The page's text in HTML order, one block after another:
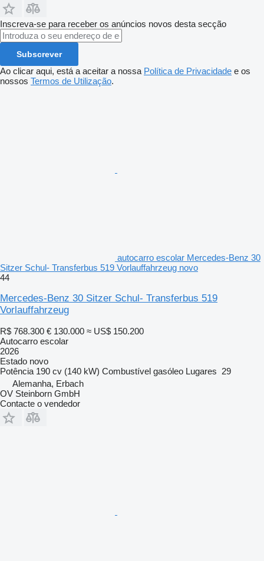
Inscreva-se para receber os anúncios novos desta secção
Subscrever
Ao clicar aqui, está a aceitar a nossa Política de Privacidade e os
nossos Termos de Utilização.
autocarro escolar Mercedes-Benz 30
Sitzer Schul- Transferbus 519 Vorlauffahrzeug novo
44
Mercedes-Benz 30 Sitzer Schul- Transferbus 519
Vorlauffahrzeug
R$ 768.300 € 130.000 ≈ US$ 150.200
Autocarro escolar
2026
Estado novo
Potência 190 cv (140 kW) Combustível gasóleo Lugares 29
Alemanha, Erbach
OV Steinborn GmbH
Contacte o vendedor